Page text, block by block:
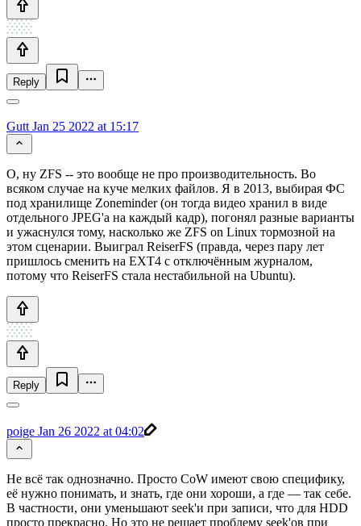
Reply
Gutt Jan 25 2022 at 15:17
О, ну ZFS -- это вообще не про производительность. Во
всяком случае на куче мелких файлов. Я в 2013, выбирая ФС
под хранилище Zoneminder (он тогда видео хранил в виде
отдельного JPEG'а на каждый кадр), погонял разные варианты
и ужаснулся тому, насколько же ZFS on Linux тормозной на
этом сценарии. Выиграл ReiserFS (правда, через пару лет
пришлось сменить на EXT4 с отключённым журналом,
потому что ReiserFS стала нестабильной на Ubuntu).
Reply
poige Jan 26 2022 at 04:02
Не всё так однозначно. Просто CoW имеют свою специфику,
её нужно понимать, и знать, где они хороши, а где — так себе.
В частности, они уменьшают seek'и при записи, что для HDD
просто прекрасно. Но это не решает проблему seek'ов при